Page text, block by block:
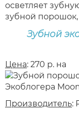
осветляет
зубной
Зубной
Цена: 270 р. на
Производитель: